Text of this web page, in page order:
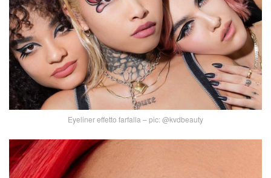
Eyeliner effetto farfalla – pic: @kvdbeauty